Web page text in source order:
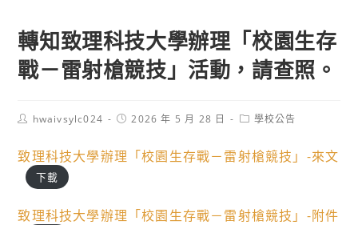
轉知致理科技大學辦理「校園生存
戰－雷射槍競技」活動，請查照。
Posthwaivsylc024
Post2026 年 5 月 28 日
Post學校公告
致理科技大學辦理「校園生存戰－雷射槍競技」-來文
下載
致理科技大學辦理「校園生存戰－雷射槍競技」-附件